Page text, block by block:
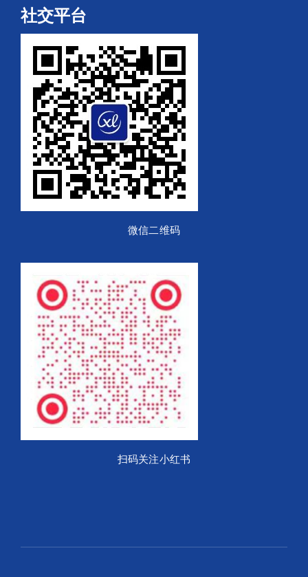
社交平台
微信二维码
扫码关注小红书